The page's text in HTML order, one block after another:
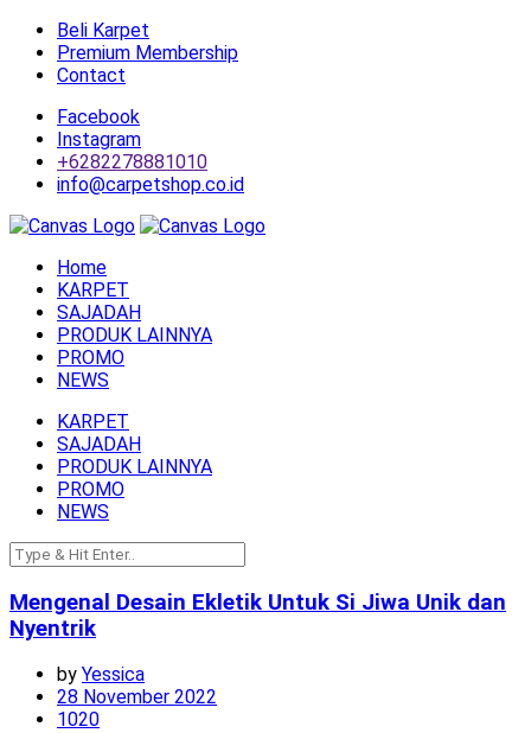
Beli Karpet
Premium Membership
Contact
Facebook
Instagram
+6282278881010
info@carpetshop.co.id
Home
KARPET
SAJADAH
PRODUK LAINNYA
PROMO
NEWS
KARPET
SAJADAH
PRODUK LAINNYA
PROMO
NEWS
Mengenal Desain Ekletik Untuk Si Jiwa Unik dan
Nyentrik
by Yessica
28 November 2022
1020